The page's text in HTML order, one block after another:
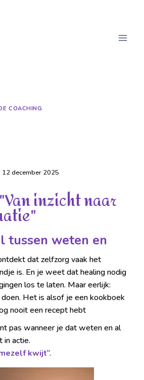
COACHING
12 december 2025
inzicht naar
tussen weten en
dat zelfzorg vaak het
is. En je weet dat healing nodig
los te laten. Maar eerlijk:
Het is alsof je een kookboek
nooit een recept hebt
pas wanneer je dat weten en al
in actie.
kwijt“.